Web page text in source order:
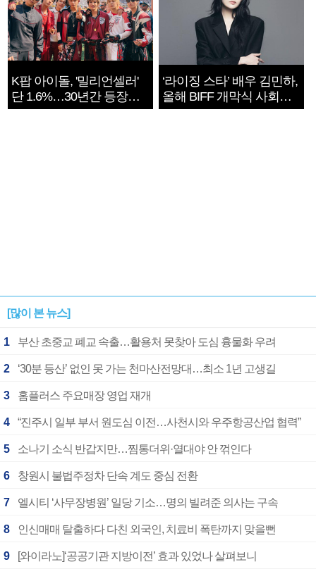
K팝 아이돌, '밀리언셀러'
단 1.6%…30년간 등장
1182개팀 전수조사
‘라이징 스타’ 배우 김민하,
올해 BIFF 개막식 사회자
확정
[많이 본 뉴스]
1 부산 초중교 폐교 속출…활용처 못찾아 도심 흉물화 우려
2 ‘30분 등산’ 없인 못 가는 천마산전망대…최소 1년 고생길
3 홈플러스 주요매장 영업 재개
4 “진주시 일부 부서 원도심 이전…사천시와 우주항공산업 협력”
5 소나기 소식 반갑지만…찜통더위·열대야 안 꺾인다
6 창원시 불법주정차 단속 계도 중심 전환
7 엘시티 ‘사무장병원’ 일당 기소…명의 빌려준 의사는 구속
8 인신매매 탈출하다 다친 외국인, 치료비 폭탄까지 맞을뻔
9 [와이라노]‘공공기관 지방이전’ 효과 있었나 살펴보니